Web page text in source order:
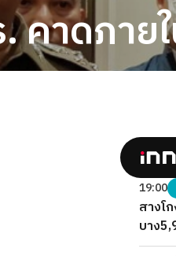
คาดภาย
19:00
สางโ
บาง